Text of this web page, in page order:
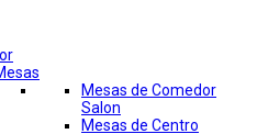
Mesas de Comedor
Salon
Mesas de Centro